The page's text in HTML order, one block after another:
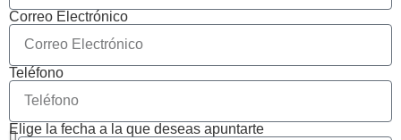
Correo Electrónico
Teléfono
Elige la fecha a la que deseas apuntarte